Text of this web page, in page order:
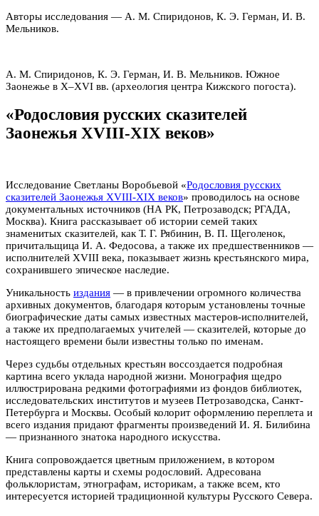
Авторы исследования — А. М. Спиридонов, К. Э. Герман, И. В.
Мельников.
А. М. Спиридонов, К. Э. Герман, И. В. Мельников. Южное
Заонежье в X–XVI вв. (археология центра Кижского погоста).
«Родословия русских сказителей
Заонежья XVIII-XIX веков»
Исследование Светланы Воробьевой «Родословия русских
сказителей Заонежья XVIII-XIX веков» проводилось на основе
документальных источников (НА РК, Петрозаводск; РГАДА,
Москва). Книга рассказывает об истории семей таких
знаменитых сказителей, как Т. Г. Рябинин, В. П. Щеголенок,
причитальщица И. А. Федосова, а также их предшественников —
исполнителей XVIII века, показывает жизнь крестьянского мира,
сохранившего эпическое наследие.
Уникальность издания — в привлечении огромного количества
архивных документов, благодаря которым установлены точные
биографические даты самых известных мастеров-исполнителей,
а также их предполагаемых учителей — сказителей, которые до
настоящего времени были известны только по именам.
Через судьбы отдельных крестьян воссоздается подробная
картина всего уклада народной жизни. Монография щедро
иллюстрирована редкими фотографиями из фондов библиотек,
исследовательских институтов и музеев Петрозаводска, Санкт-
Петербурга и Москвы. Особый колорит оформлению переплета и
всего издания придают фрагменты произведений И. Я. Билибина
— признанного знатока народного искусства.
Книга сопровождается цветным приложением, в котором
представлены карты и схемы родословий. Адресована
фольклористам, этнографам, историкам, а также всем, кто
интересуется историей традиционной культуры Русского Севера.